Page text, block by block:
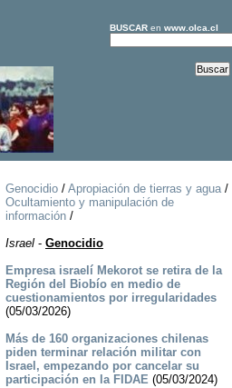
BUSCARen www.olca.cl
Genocidio/ Apropiación de tierras y agua/
Ocultamiento y manipulación de
información/
Israel- Genocidio
Empresa israelí Mekorot se retira de la
Región del Biobío en medio de
cuestionamientos por irregularidades
(05/03/2026)
Más de 160 organizaciones chilenas
piden terminar relación militar con
Israel, empezando por cancelar su
participación en la FIDAE (05/03/2024)